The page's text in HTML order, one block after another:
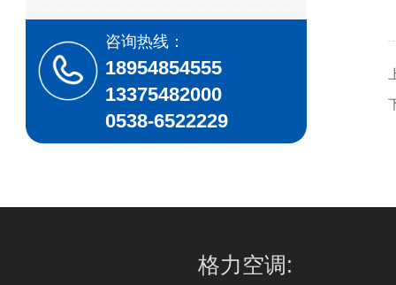
咨询热线：
18954854555
13375482000
0538-6522229
格力空调: